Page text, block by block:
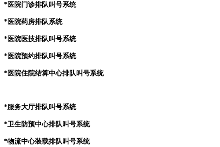
*医院门诊排队叫号系统
*医院药房排队系统
*医院医技排队叫号系统
*医院预约排队叫号系统
*医院住院结算中心排队叫号系统
*服务大厅排队叫号系统
*卫生防预中心排队叫号系统
*物流中心装载排队叫号系统